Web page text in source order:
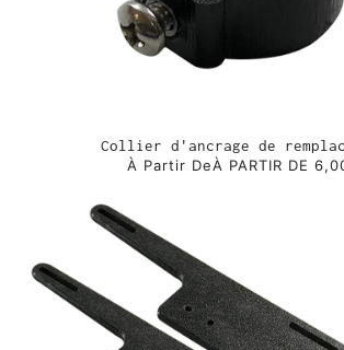
Collier d'ancrage de
À Partir DeÀ PARTIR DE